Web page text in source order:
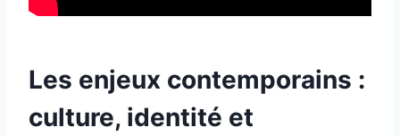
Les enjeux contemporains :
culture, identité et